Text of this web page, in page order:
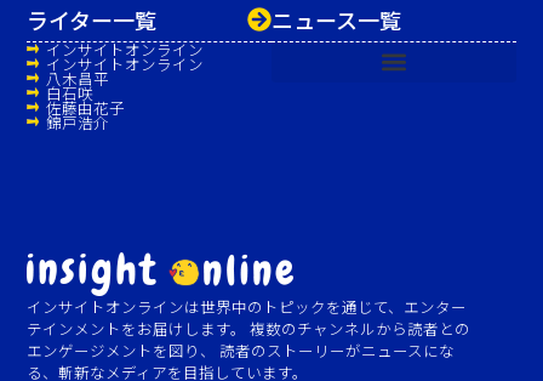
インサイトオンラインは世界中のトピックを通じて、エンター
テインメントをお届けします。 複数のチャンネルから読者との
エンゲージメントを図り、 読者のストーリーがニュースにな
る、斬新なメディアを目指しています。
ニュース一覧
ライター一覧
インサイトオンライン
インサイトオンライン
八木昌平
白石咲
佐藤由花子
錦戸浩介